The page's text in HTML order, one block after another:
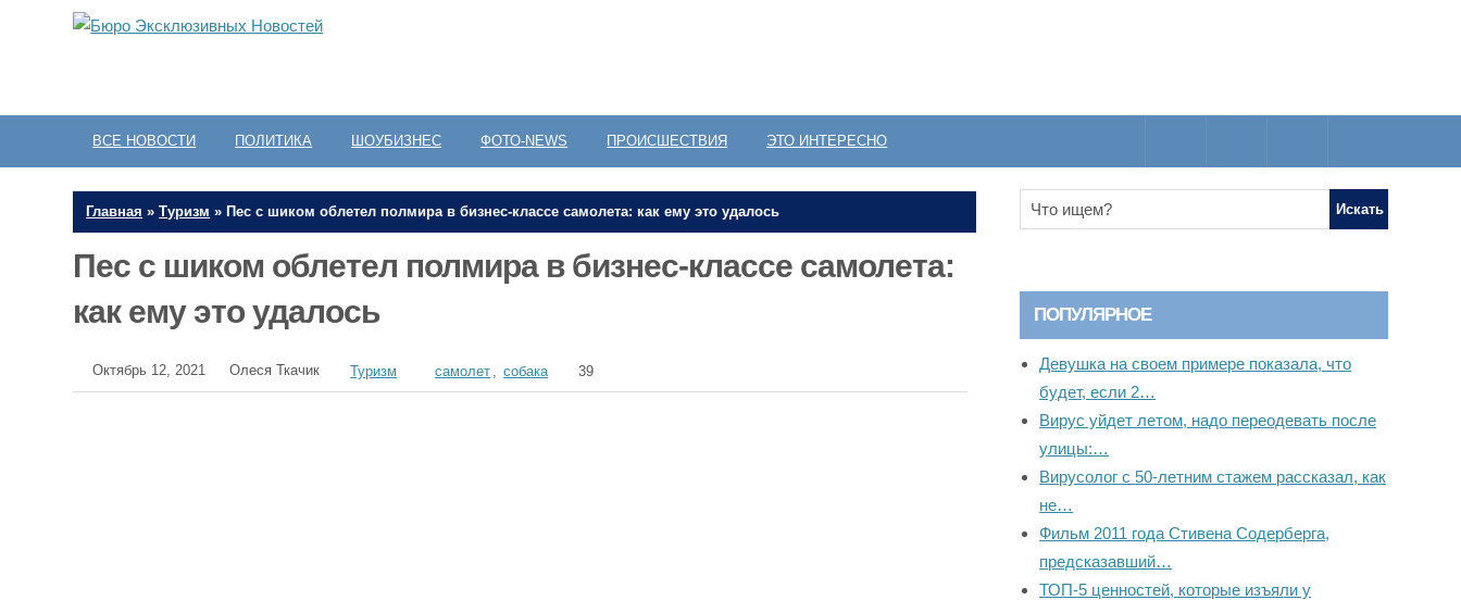
ВСЕ НОВОСТИ ПОЛИТИКА ШОУБИЗНЕС ФОТО-NEWS ПРОИСШЕСТВИЯ ЭТО ИНТЕРЕСНО
Главная »Туризм » Пес с шиком облетел полмира в бизнес-классе самолета: как ему это удалось
Пес с шиком облетел полмира в бизнес-классе самолета:
как ему это удалось
Октябрь 12, 2021 Олеся Ткачик Туризм самолет , собака 39
ПОПУЛЯРНОЕ
Девушка на своем примере показала, что
будет, если 2…
Вирус уйдет летом, надо переодевать после
улицы:…
Вирусолог с 50-летним стажем рассказал, как
не…
Фильм 2011 года Стивена Содерберга,
предсказавший…
ТОП-5 ценностей, которые изъяли у